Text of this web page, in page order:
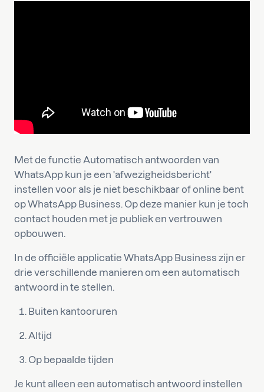
Met de functie Automatisch antwoorden van
WhatsApp kun je een 'afwezigheidsbericht'
instellen voor als je niet beschikbaar of online bent
op WhatsApp Business. Op deze manier kun je toch
contact houden met je publiek en vertrouwen
opbouwen.
In de officiële applicatie WhatsApp Business zijn er
drie verschillende manieren om een automatisch
antwoord in te stellen.
Buiten kantooruren
Altijd
Op bepaalde tijden
Je kunt alleen een automatisch antwoord instellen